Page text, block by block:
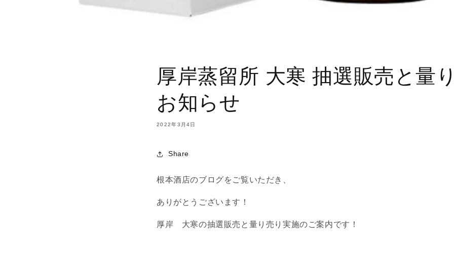
厚岸蒸留所 大寒 抽選販売と量
お知らせ
2022年3月4日
Share
根本酒店のブログをご覧いただき、
ありがとうございます！
厚岸 大寒の抽選販売と量り売り実施のご案内です！